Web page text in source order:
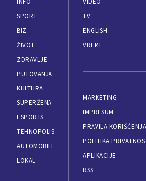
SPORT
BIZ
ŽIVOT
ZDRAVLJE
PUTOVANJA
KULTURA
SUPERŽENA
ESPORTS
TEHNOPOLIS
AUTOMOBILI
LOKAL
TV
ENGLISH
VREME
MARKETING
IMPRESUM
PRAVILA KORIŠĆENJA
POLITIKA
APLIKACIJE
RSS